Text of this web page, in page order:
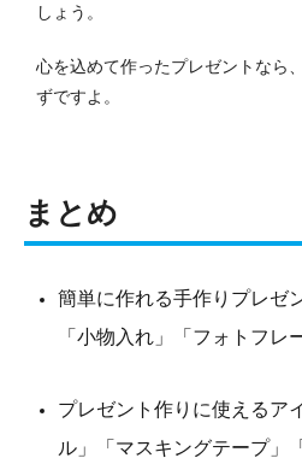
しょう。
心を込めて作ったプレゼントなら
ずですよ。
まとめ
簡単に作れる手作りプレゼ
「小物入れ」「フォトフレ
プレゼント作りに使えるア
ル」「マスキングテープ」